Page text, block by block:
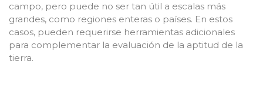
campo, pero puede no ser tan útil a escalas más
grandes, como regiones enteras o países. En estos
casos, pueden requerirse herramientas adicionales
para complementar la evaluación de la aptitud de la
tierra.